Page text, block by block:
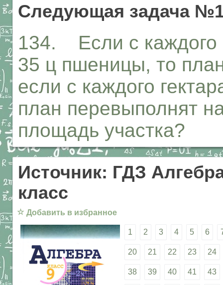
Следующая задача
134. Если с каждого
35 ц пшеницы, то
если с каждого
план перевыполнят
площадь участка?
Источник: ГДЗ
класс
☆ Добавить в избранное
1 2 3 4 5 6
20 21 22 23 24
38 39 40 41 43